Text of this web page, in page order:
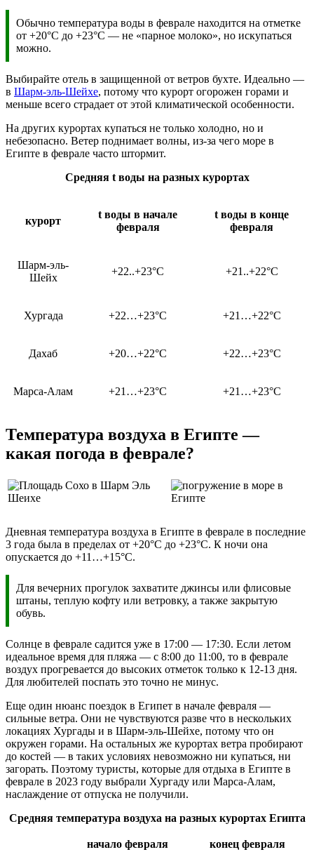
Обычно температура воды в феврале находится на отметке
от +20°C до +23°C — не «парное молоко», но искупаться
можно.
Выбирайте отель в защищенной от ветров бухте. Идеально —
в Шарм-эль-Шейхе, потому что курорт огорожен горами и
меньше всего страдает от этой климатической особенности.
На других курортах купаться не только холодно, но и
небезопасно. Ветер поднимает волны, из-за чего море в
Египте в феврале часто штормит.
Средняя t воды на разных курортах
курорт
t воды в начале
февраля
t воды в конце
февраля
Шарм-эль-
Шейх
+22..+23°C +21..+22°C
Хургада +22…+23°C +21…+22°C
Дахаб +20…+22°C +22…+23°C
Марса-Алам +21…+23°C +21…+23°C
Температура воздуха в Египте —
какая погода в феврале?
Дневная температура воздуха в Египте в феврале в последние
3 года была в пределах от +20°C до +23°C. К ночи она
опускается до +11…+15°C.
Для вечерних прогулок захватите джинсы или флисовые
штаны, теплую кофту или ветровку, а также закрытую
обувь.
Солнце в феврале садится уже в 17:00 — 17:30. Если летом
идеальное время для пляжа — с 8:00 до 11:00, то в феврале
воздух прогревается до высоких отметок только к 12-13 дня.
Для любителей поспать это точно не минус.
Еще один нюанс поездок в Египет в начале февраля —
сильные ветра. Они не чувствуются разве что в нескольких
локациях Хургады и в Шарм-эль-Шейхе, потому что он
окружен горами. На остальных же курортах ветра пробирают
до костей — в таких условиях невозможно ни купаться, ни
загорать. Поэтому туристы, которые для отдыха в Египте в
феврале в 2023 году выбрали Хургаду или Марса-Алам,
наслаждение от отпуска не получили.
Средняя температура воздуха на разных курортах Египта
начало февраля конец февраля